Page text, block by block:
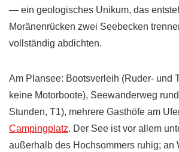
— ein geologisches Unikum, das
Moränenrücken zwei Seebecken
vollständig abdichten.
Am Plansee: Bootsverleih (Ruder- und
keine Motorboote), Seewanderweg
Stunden, T1), mehrere Gasthöfe am
Campingplatz. Der See ist vor allem
außerhalb des Hochsommers ruhig; an